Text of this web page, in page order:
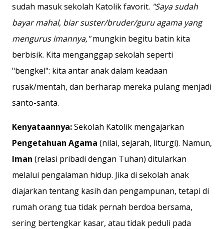
sudah masuk sekolah Katolik favorit. "Saya sudah
bayar mahal, biar suster/bruder/guru agama yang
mengurus imannya,"mungkin begitu batin kita
berbisik. Kita menganggap sekolah seperti
"bengkel": kita antar anak dalam keadaan
rusak/mentah, dan berharap mereka pulang menjadi
santo-santa.
Kenyataannya:Sekolah Katolik mengajarkan
Pengetahuan Agama (nilai, sejarah, liturgi). Namun,
Iman (relasi pribadi dengan Tuhan) ditularkan
melalui pengalaman hidup. Jika di sekolah anak
diajarkan tentang kasih dan pengampunan, tetapi di
rumah orang tua tidak pernah berdoa bersama,
sering bertengkar kasar, atau tidak peduli pada